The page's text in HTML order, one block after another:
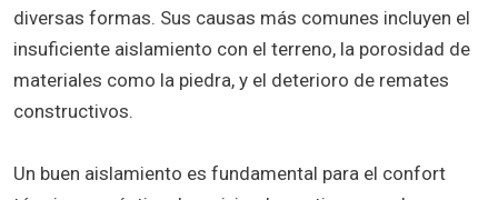
diversas formas. Sus causas más comunes incluyen el
insuficiente aislamiento con el terreno, la porosidad de
materiales como la piedra, y el deterioro de remates
constructivos.
Un buen aislamiento es fundamental para el confort